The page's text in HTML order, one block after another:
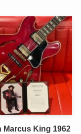
Marcus King 1962